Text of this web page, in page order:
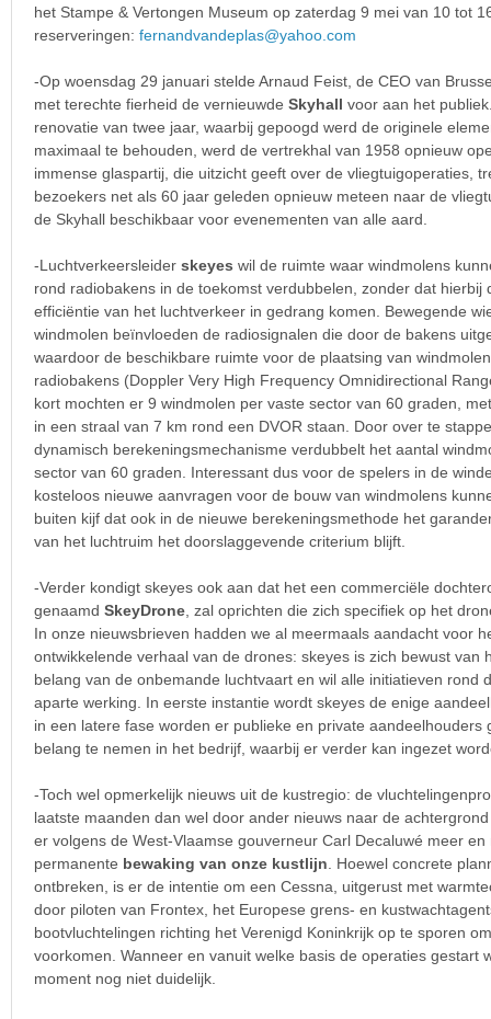
het Stampe & Vertongen Museum op zaterdag 9 mei van 10 tot
reserveringen: fernandvandeplas@yahoo.com
-Op woensdag 29 januari stelde Arnaud Feist, de CEO van
met terechte fierheid de vernieuwde Skyhall voor aan het
renovatie van twee jaar, waarbij gepoogd werd de originele
maximaal te behouden, werd de vertrekhal van 1958 opnieuw
immense glaspartij, die uitzicht geeft over de vliegtuigoperaties,
bezoekers net als 60 jaar geleden opnieuw meteen naar de
de Skyhall beschikbaar voor evenementen van alle aard.
-Luchtverkeersleider skeyes wil de ruimte waar windmolens
rond radiobakens in de toekomst verdubbelen, zonder dat hierbij
efficiëntie van het luchtverkeer in gedrang komen. Bewegende
windmolen beïnvloeden de radiosignalen die door de bakens
waardoor de beschikbare ruimte voor de plaatsing van
radiobakens (Doppler Very High Frequency Omnidirectional
kort mochten er 9 windmolen per vaste sector van 60 graden,
in een straal van 7 km rond een DVOR staan. Door over te
dynamisch berekeningsmechanisme verdubbelt het aantal
sector van 60 graden. Interessant dus voor de spelers in de
kosteloos nieuwe aanvragen voor de bouw van windmolens
buiten kijf dat ook in de nieuwe berekeningsmethode het
van het luchtruim het doorslaggevende criterium blijft.
-Verder kondigt skeyes ook aan dat het een commerciële
genaamd SkeyDrone, zal oprichten die zich specifiek op het
In onze nieuwsbrieven hadden we al meermaals aandacht voor
ontwikkelende verhaal van de drones: skeyes is zich bewust van
belang van de onbemande luchtvaart en wil alle initiatieven rond
aparte werking. In eerste instantie wordt skeyes de enige
in een latere fase worden er publieke en private aandeelhouders
belang te nemen in het bedrijf, waarbij er verder kan ingezet
-Toch wel opmerkelijk nieuws uit de kustregio: de
laatste maanden dan wel door ander nieuws naar de
er volgens de West-Vlaamse gouverneur Carl Decaluwé meer
permanente bewaking van onze kustlijn. Hoewel concrete
ontbreken, is er de intentie om een Cessna, uitgerust met
door piloten van Frontex, het Europese grens- en
bootvluchtelingen richting het Verenigd Koninkrijk op te sporen
voorkomen. Wanneer en vanuit welke basis de operaties gestart
moment nog niet duidelijk.